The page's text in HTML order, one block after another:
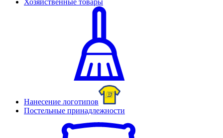
Хозяйственные товары
Нанесение логотипов
Постельные принадлежности